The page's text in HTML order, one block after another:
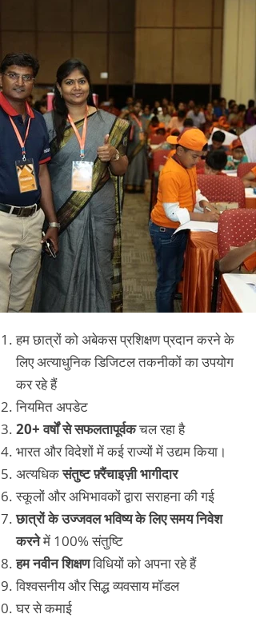
हम छात्रों को अबेकस प्रशिक्षण प्रदान करने के
लिए अत्याधुनिक डिजिटल तकनीकों का उपयोग
कर रहे हैं
नियमित अपडेट
20+ वर्षों से सफलतापूर्वकचल रहा है
भारत और विदेशों में कई राज्यों में उद्यम किया।
अत्यधिकसंतुष्ट फ़्रैंचाइज़ी भागीदार
स्कूलों और अभिभावकों द्वारा सराहना की गई
छात्रों के उज्जवल भविष्य के लिए समय निवेश
करनेमें 100% संतुष्टि
हम नवीन शिक्षणविधियों को अपना रहे हैं
विश्वसनीय और सिद्ध व्यवसाय मॉडल
घर से कमाई